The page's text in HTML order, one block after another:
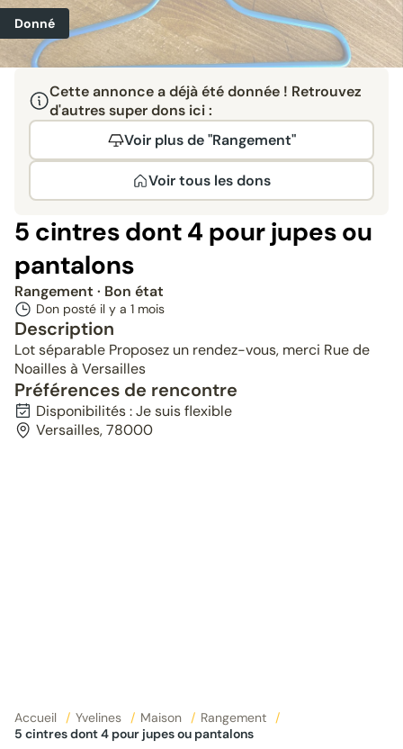
Donné
Cette annonce a déjà été donnée ! Retrouvez
d'autres super dons ici :
Voir plus de "Rangement"
Voir tous les dons
5 cintres dont 4 pour jupes ou
pantalons
Rangement · Bon état
Don posté il y a 1 mois
Description
Lot séparable Proposez un rendez-vous, merci Rue de
Noailles à Versailles
Préférences de rencontre
Disponibilités : Je suis flexible
Versailles, 78000
Accueil / Yvelines / Maison / Rangement
/
5 cintres dont 4 pour jupes ou pantalons